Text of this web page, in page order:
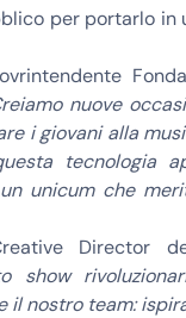
per portarlo in
nuove
i giovani alla
tecnologia
un unicum che
Director
show
il nostro team: